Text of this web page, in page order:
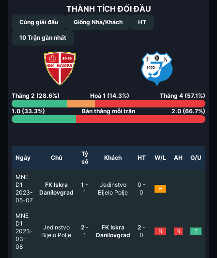
THÀNH TÍCH ĐỐI ĐẦU
Cùng giải đấu Giống Nhà/Khách HT
10 Trận gần nhất
Thắng 2 (28.6%) Hoà 1 (14.3%) Thắng 4 (57.1%)
1.0 (33.3%) Bàn thắng mỗi trận 2.0 (66.7%)
Ngày Chủ
Tỷ
số
Khách HT W/L AH O/U
MNE
D1
2023-
05-07
FK Iskra
Danilovgrad
1 -
1
Jedinstvo
Bijelo Polje
0 -
0
H
MNE
D1
2023-
03-
08
Jedinstvo
Bijelo Polje
2-
1
FK Iskra
Danilovgrad
2 -
0
B B T